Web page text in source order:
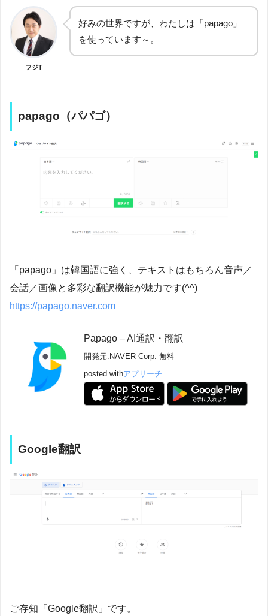
フジT
好みの世界ですが、わたしは「papago」
を使っています～。
papago（パパゴ）
「papago」は韓国語に強く、テキストはもちろん音声／
会話／画像と多彩な翻訳機能が魅力です(^^)
https://papago.naver.com
Papago – AI通訳・翻訳
開発元: NAVER Corp. 無料
posted withアプリーチ
Google翻訳
ご存知「Google翻訳」です。